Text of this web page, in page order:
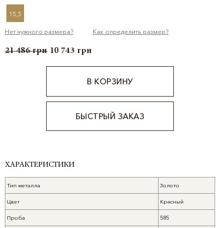
15,5
Нет нужного размера? Как определить размер?
21 486грн 10 743 грн
В КОРЗИНУ
БЫСТРЫЙ ЗАКАЗ
ХАРАКТЕРИСТИКИ
Тип металла Золото
Цвет Красный
Проба 585